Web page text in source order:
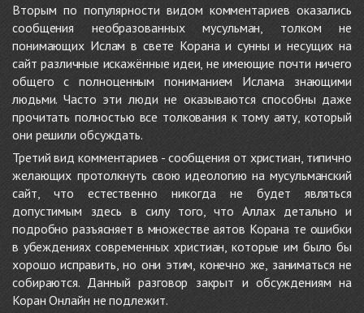
Вторым по популярности видом комментариев оказались
сообщения необразованных мусульман, толком не
понимающих Ислам в свете Корана и сунны и несущих на
сайт различные искажённые идеи, не имеющие почти ничего
общего с полноценным пониманием Ислама знающими
людьми. Часто эти люди не оказываются способны даже
прочитать полностью все толкования к тому аяту, который
они решили обсуждать.
Третий вид комментариев - сообщения от христиан, типично
желающих протолкнуть свою идеологию на мусульманский
сайт, что естественно никогда не будет являться
допустимым здесь в силу того, что Аллах детально и
подробно разъясняет в множестве аятов Корана те ошибки
в убеждениях современных христиан, которые им было бы
хорошо исправить, но они этим, конечно же, заниматься не
собираются. Данный разговор закрыт и обсуждениям на
Коран Онлайн не подлежит.